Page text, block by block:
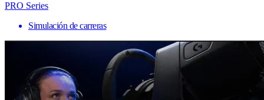
PRO Series
Simulación de carreras